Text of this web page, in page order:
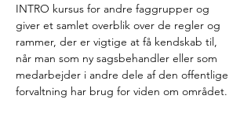
INTRO kursus for andre faggrupper og
giver et samlet overblik over de regler og
rammer, der er vigtige at få kendskab til,
når man som ny sagsbehandler eller som
medarbejder i andre dele af den offentlige
forvaltning har brug for viden om området.